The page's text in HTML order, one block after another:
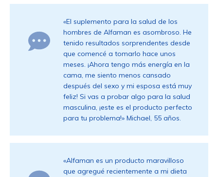
«El suplemento para la salud de los
hombres de Alfaman es asombroso. He
tenido resultados sorprendentes desde
que comencé a tomarlo hace unos
meses. ¡Ahora tengo más energía en la
cama, me siento menos cansado
después del sexo y mi esposa está muy
feliz! Si vas a probar algo para la salud
masculina, ¡este es el producto perfecto
para tu problema!» Michael, 55 años.
«Alfaman es un producto maravilloso
que agregué recientemente a mi dieta